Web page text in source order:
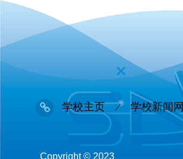
学校主页 学校新闻网
Copyright © 2023